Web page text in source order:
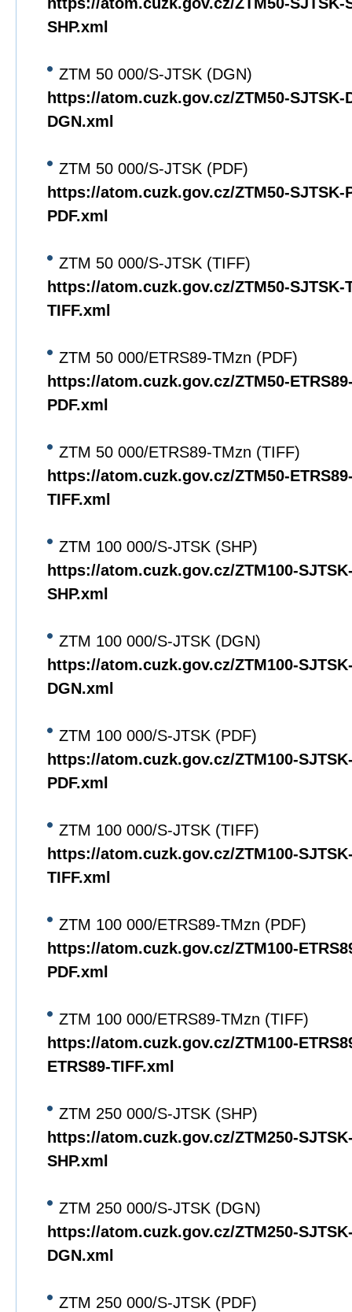
SHP.xml
ZTM 50 000/S-JTSK (DGN)
https://atom.cuzk.gov.cz/ZTM50-SJTSK-
DGN.xml
ZTM 50 000/S-JTSK (PDF)
https://atom.cuzk.gov.cz/ZTM50-SJTSK-
PDF.xml
ZTM 50 000/S-JTSK (TIFF)
https://atom.cuzk.gov.cz/ZTM50-SJTSK-
TIFF.xml
ZTM 50 000/ETRS89-TMzn (PDF)
https://atom.cuzk.gov.cz/ZTM50-
PDF.xml
ZTM 50 000/ETRS89-TMzn (TIFF)
https://atom.cuzk.gov.cz/ZTM50-
TIFF.xml
ZTM 100 000/S-JTSK (SHP)
https://atom.cuzk.gov.cz/ZTM100-
SHP.xml
ZTM 100 000/S-JTSK (DGN)
https://atom.cuzk.gov.cz/ZTM100-
DGN.xml
ZTM 100 000/S-JTSK (PDF)
https://atom.cuzk.gov.cz/ZTM100-
PDF.xml
ZTM 100 000/S-JTSK (TIFF)
https://atom.cuzk.gov.cz/ZTM100-
TIFF.xml
ZTM 100 000/ETRS89-TMzn (PDF)
https://atom.cuzk.gov.cz/ZTM100-
PDF.xml
ZTM 100 000/ETRS89-TMzn (TIFF)
https://atom.cuzk.gov.cz/ZTM100-
ETRS89-TIFF.xml
ZTM 250 000/S-JTSK (SHP)
https://atom.cuzk.gov.cz/ZTM250-
SHP.xml
ZTM 250 000/S-JTSK (DGN)
https://atom.cuzk.gov.cz/ZTM250-
DGN.xml
ZTM 250 000/S-JTSK (PDF)